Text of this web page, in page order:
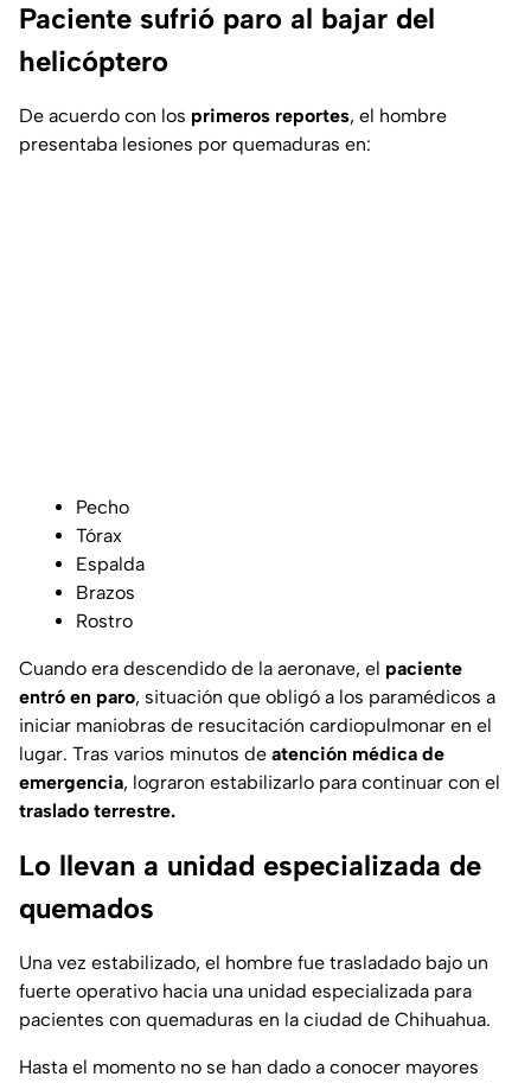
Paciente sufrió paro al bajar del
helicóptero
De acuerdo con los primeros reportes, el hombre
presentaba lesiones por quemaduras en:
Pecho
Tórax
Espalda
Brazos
Rostro
Cuando era descendido de la aeronave, el paciente
entró en paro, situación que obligó a los paramédicos a
iniciar maniobras de resucitación cardiopulmonar en el
lugar. Tras varios minutos de atención médica de
emergencia, lograron estabilizarlo para continuar con el
traslado terrestre.
Lo llevan a unidad especializada de
quemados
Una vez estabilizado, el hombre fue trasladado bajo un
fuerte operativo hacia una unidad especializada para
pacientes con quemaduras en la ciudad de Chihuahua.
Hasta el momento no se han dado a conocer mayores